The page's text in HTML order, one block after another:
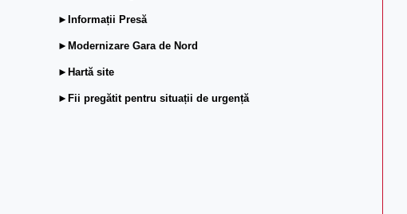
►Informații Presă
►Modernizare Gara de Nord
►Hartă site
►Fii pregătit pentru situații de urgență